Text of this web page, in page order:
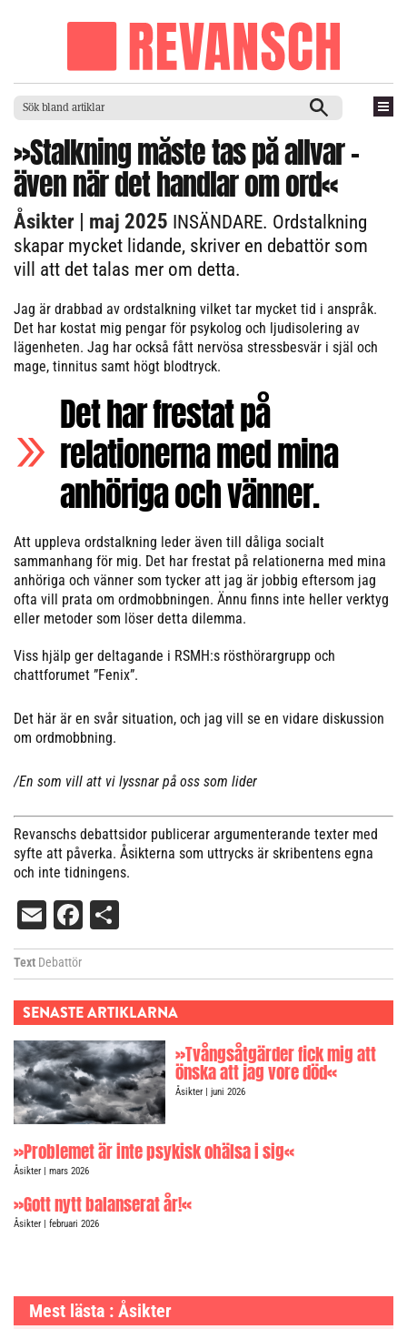
»Stalkning måste tas på allvar –
även när det handlar om ord«
Åsikter | maj 2025 INSÄNDARE. Ordstalkning
skapar mycket lidande, skriver en debattör som
vill att det talas mer om detta.
Jag är drabbad av ordstalkning vilket tar mycket tid i anspråk.
Det har kostat mig pengar för psykolog och ljudisolering av
lägenheten. Jag har också fått nervösa stressbesvär i själ och
mage, tinnitus samt högt blodtryck.
Det har frestat på
relationerna med mina
anhöriga och vänner.
Att uppleva ordstalkning leder även till dåliga socialt
sammanhang för mig. Det har frestat på relationerna med mina
anhöriga och vänner som tycker att jag är jobbig eftersom jag
ofta vill prata om ordmobbningen. Ännu finns inte heller verktyg
eller metoder som löser detta dilemma.
Viss hjälp ger deltagande i RSMH:s rösthörargrupp och
chattforumet ”Fenix”.
Det här är en svår situation, och jag vill se en vidare diskussion
om ordmobbning.
/En som vill att vi lyssnar på oss som lider
Revanschs debattsidor publicerar argumenterande texter med
syfte att påverka. Åsikterna som uttrycks är skribentens egna
och inte tidningens.
EmailFacebook
Text Debattör
SENASTE ARTIKLARNA
»Tvångsåtgärder fick mig att
önska att jag vore död«
Åsikter| juni 2026
»Problemet är inte psykisk ohälsa i sig«
Åsikter | mars 2026
»Gott nytt balanserat år!«
Åsikter | februari 2026
Mest lästa : Åsikter